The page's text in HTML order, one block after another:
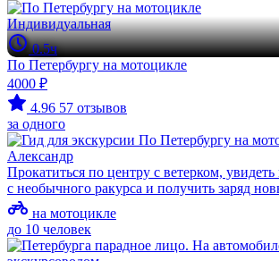
Индивидуальная
0.5ч
По Петербургу на мотоцикле
4000 ₽
4.96 57 отзывов
за одного
Александр
Прокатиться по центру с ветерком, увидеть
с необычного ракурса и получить заряд
на мотоцикле
до 10 человек